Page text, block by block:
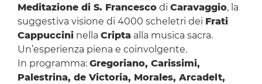
Meditazione di S. Francescodi Caravaggio, la
suggestiva visione di 4000 scheletri dei Frati
Cappuccininella Cripta alla musica sacra.
Un’esperienza piena e coinvolgente.
In programma: Gregoriano, Carissimi,
Palestrina, de Victoria, Morales, Arcadelt,